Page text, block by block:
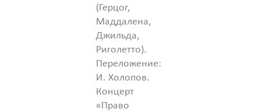
(Герцог,
Маддалена,
Джильда,
Риголетто).
Переложение:
И. Холопов.
Концерт
«Право